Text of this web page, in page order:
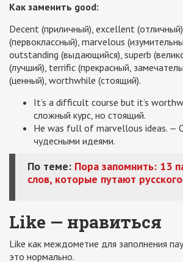
Как заменить good:
Decent (приличный), excellent
(первоклассный), marvelous
outstanding (выдающийся), superb
(лучший), terrific (прекрасный,
(ценный), worthwhile (стоящий).
It’s a difficult course but it’s
сложный курс, но стоящий.
He was full of marvellous ideas. —
чудесными идеями.
По теме: Пора запомнить: 13
слов, которые путают
Like — нравиться
Like как междометие для заполнения
это нормально.